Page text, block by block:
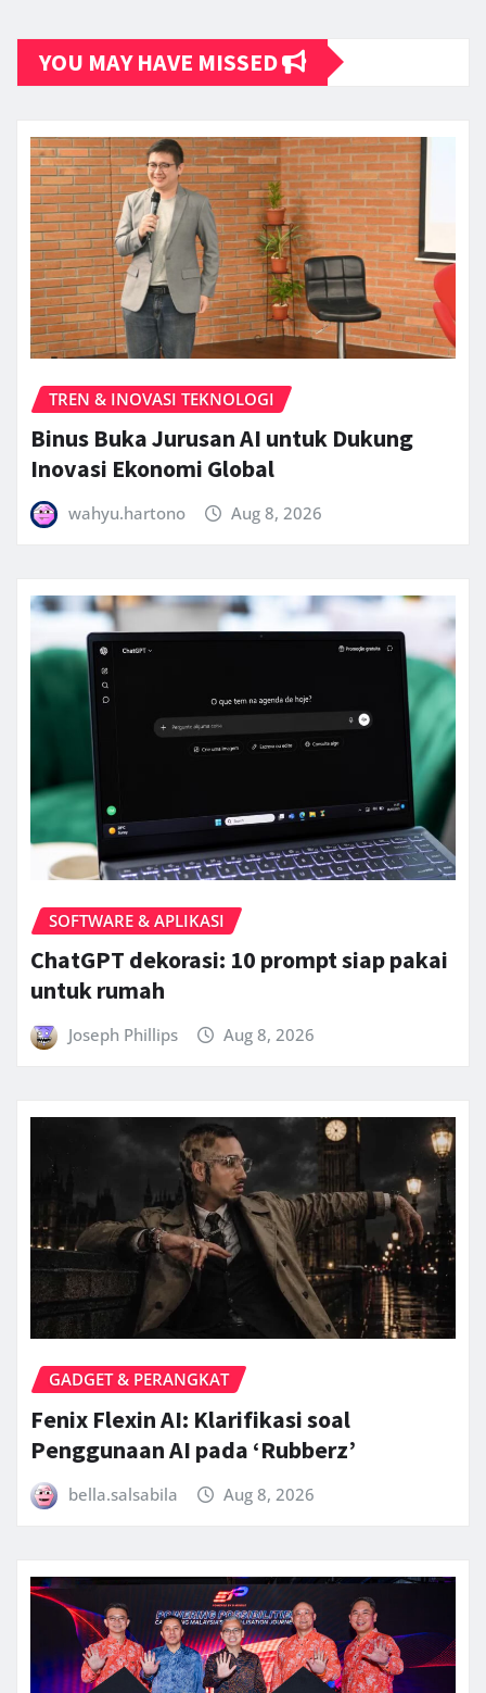
YOU MAY HAVE MISSED
TREN & INOVASI TEKNOLOGI
Binus Buka Jurusan AI untuk Dukung
Inovasi Ekonomi Global
wahyu.hartono Aug 8, 2026
SOFTWARE & APLIKASI
ChatGPT dekorasi: 10 prompt siap pakai
untuk rumah
Joseph Phillips Aug 8, 2026
GADGET & PERANGKAT
Fenix Flexin AI: Klarifikasi soal
Penggunaan AI pada ‘Rubberz’
bella.salsabila Aug 8, 2026